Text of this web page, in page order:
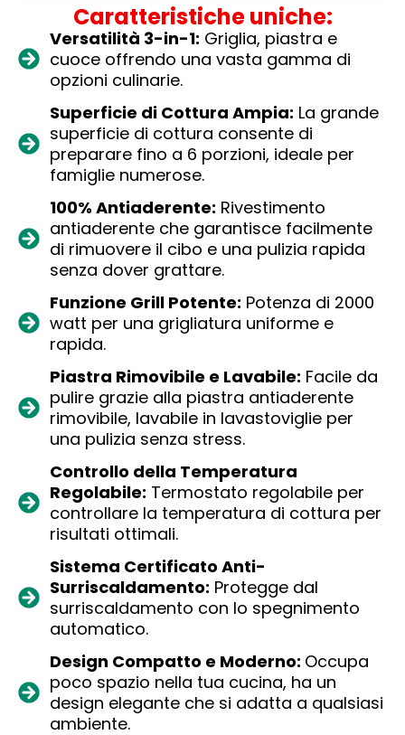
Caratteristiche uniche:
Versatilità 3-in-1: Griglia, piastra e
cuoce offrendo una vasta gamma di
opzioni culinarie.
Superficie di Cottura Ampia: La grande
superficie di cottura consente di
preparare fino a 6 porzioni, ideale per
famiglie numerose.
100% Antiaderente: Rivestimento
antiaderente che garantisce facilmente
di rimuovere il cibo e una pulizia rapida
senza dover grattare.
Funzione Grill Potente: Potenza di 2000
watt per una grigliatura uniforme e
rapida.
Piastra Rimovibile e Lavabile: Facile da
pulire grazie alla piastra antiaderente
rimovibile, lavabile in lavastoviglie per
una pulizia senza stress.
Controllo della Temperatura
Regolabile: Termostato regolabile per
controllare la temperatura di cottura per
risultati ottimali.
Sistema Certificato Anti-
Surriscaldamento: Protegge dal
surriscaldamento con lo spegnimento
automatico.
Design Compatto e Moderno: Occupa
poco spazio nella tua cucina, ha un
design elegante che si adatta a qualsiasi
ambiente.